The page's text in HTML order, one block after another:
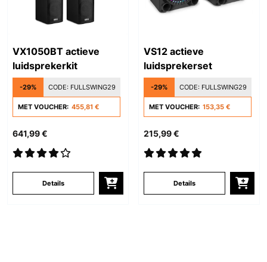
VX1050BT actieve
luidsprekerkit
-29% CODE: FULLSWING29
MET VOUCHER: 455,81 €
641,99 €
Details
VS12 actieve
luidsprekerset
-29% CODE: FULLSWING29
MET VOUCHER: 153,35 €
215,99 €
Details